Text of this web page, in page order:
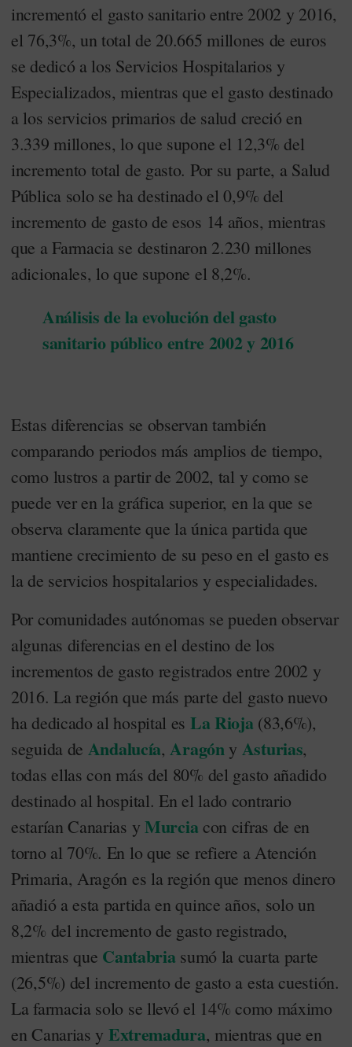
incrementó el gasto sanitario entre 2002 y 2016,
el 76,3%, un total de 20.665 millones de euros
se dedicó a los Servicios Hospitalarios y
Especializados, mientras que el gasto destinado
a los servicios primarios de salud creció en
3.339 millones, lo que supone el 12,3% del
incremento total de gasto. Por su parte, a Salud
Pública solo se ha destinado el 0,9% del
incremento de gasto de esos 14 años, mientras
que a Farmacia se destinaron 2.230 millones
adicionales, lo que supone el 8,2%.
Análisis de la evolución del gasto
sanitario público entre 2002 y 2016
Estas diferencias se observan también
comparando periodos más amplios de tiempo,
como lustros a partir de 2002, tal y como se
puede ver en la gráfica superior, en la que se
observa claramente que la única partida que
mantiene crecimiento de su peso en el gasto es
la de servicios hospitalarios y especialidades.
Por comunidades autónomas se pueden observar
algunas diferencias en el destino de los
incrementos de gasto registrados entre 2002 y
2016. La región que más parte del gasto nuevo
ha dedicado al hospital es La Rioja(83,6%),
seguida de Andalucía, Aragón y Asturias,
todas ellas con más del 80% del gasto añadido
destinado al hospital. En el lado contrario
estarían Canarias y Murciacon cifras de en
torno al 70%. En lo que se refiere a Atención
Primaria, Aragón es la región que menos dinero
añadió a esta partida en quince años, solo un
8,2% del incremento de gasto registrado,
mientras que Cantabriasumó la cuarta parte
(26,5%) del incremento de gasto a esta cuestión.
La farmacia solo se llevó el 14% como máximo
en Canarias y Extremadura, mientras que en